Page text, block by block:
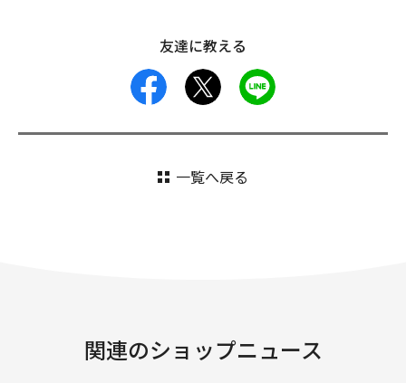
友達に教える
facebook
一覧へ戻る
関連のショップニュース